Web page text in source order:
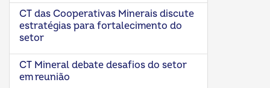
CT das Cooperativas Minerais discute
estratégias para fortalecimento do
setor
CT Mineral debate desafios do setor
em reunião